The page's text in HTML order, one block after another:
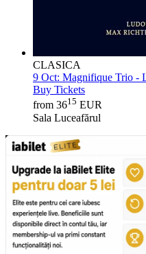
CLASICA
9 Oct: Magnifique Trio -
Buy Tickets
from 3615 EUR
Sala Luceafărul